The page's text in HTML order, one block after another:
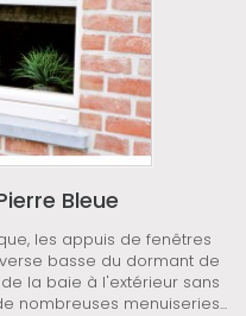
Bleue
les appuis de fenêtres
basse du dormant de
la baie à l'extérieur sans
nombreuses menuiseries...